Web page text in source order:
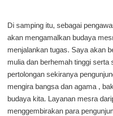
Di samping itu, sebagai
akan mengamalkan budaya
menjalankan tugas. Saya akan
mulia dan berhemah tinggi
pertolongan sekiranya
mengira bangsa dan agama ,
budaya kita. Layanan mesra
menggembirakan para